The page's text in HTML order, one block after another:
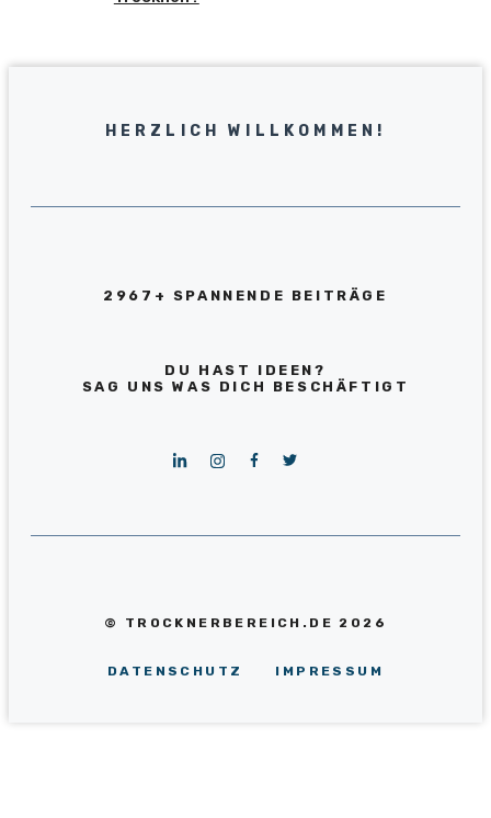
HERZLICH WILLKOMMEN!
2967+ SPANNENDE BEITRÄGE
DU HAST IDEEN?
SAG UNS WAS DICH BESCHÄFTIGT
© TROCKNERBEREICH.DE 2026
DATENSCHUTZ IMPRESSUM